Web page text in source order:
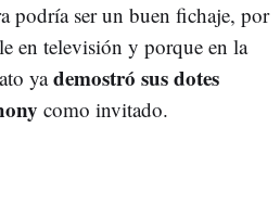
podría ser un buen fichaje, por
en televisión y porque en la
yademostró sus dotes
como invitado.